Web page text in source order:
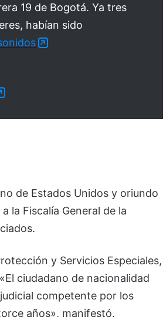
19 de Bogotá. Ya tres
habían sido
de Estados Unidos y oriundo
la Fiscalía General de la
y Servicios Especiales,
ciudadano de nacionalidad
competente por los
años», manifestó.